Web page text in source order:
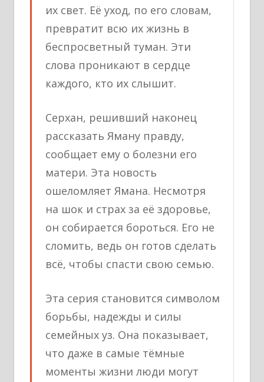
их свет. Её уход, по его словам,
превратит всю их жизнь в
беспросветный туман. Эти
слова проникают в сердце
каждого, кто их слышит.
Серхан, решивший наконец
рассказать Яману правду,
сообщает ему о болезни его
матери. Эта новость
ошеломляет Ямана. Несмотря
на шок и страх за её здоровье,
он собирается бороться. Его не
сломить, ведь он готов сделать
всё, чтобы спасти свою семью.
Эта серия становится символом
борьбы, надежды и силы
семейных уз. Она показывает,
что даже в самые тёмные
моменты жизни люди могут